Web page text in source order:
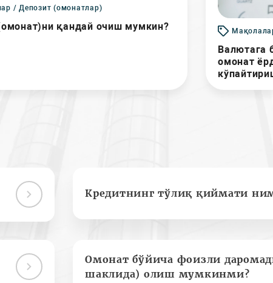
/ Депозит (омонатлар)
қандай очиш мумкин?
Валютага
омонат
Кредитнинг тўлиқ қиймати
Омонат бўйича фоизли
шаклида) олиш мумкинми?